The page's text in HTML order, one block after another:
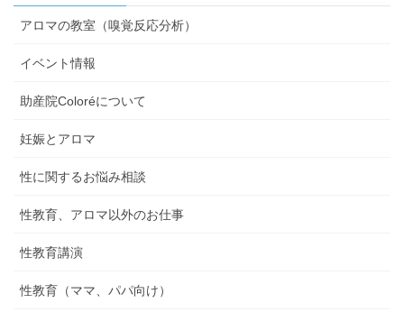
アロマの教室（嗅覚反応分析）
イベント情報
助産院Coloréについて
妊娠とアロマ
性に関するお悩み相談
性教育、アロマ以外のお仕事
性教育講演
性教育（ママ、パパ向け）